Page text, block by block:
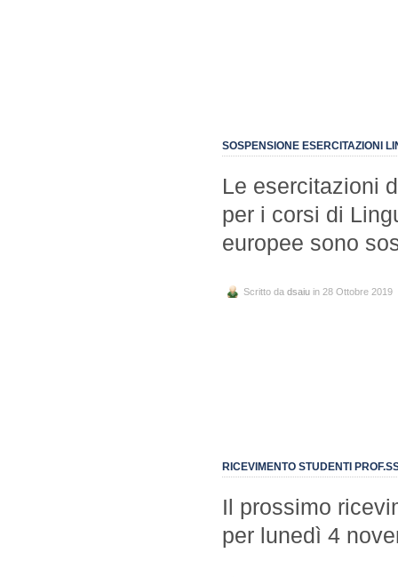
SOSPENSIONE ESERCITAZIONI
Le esercitazioni
per i corsi di
europee sono
Scritto da dsaiu in 28 Ottobre 2019
RICEVIMENTO STUDENTI
Il prossimo
per lunedì 4